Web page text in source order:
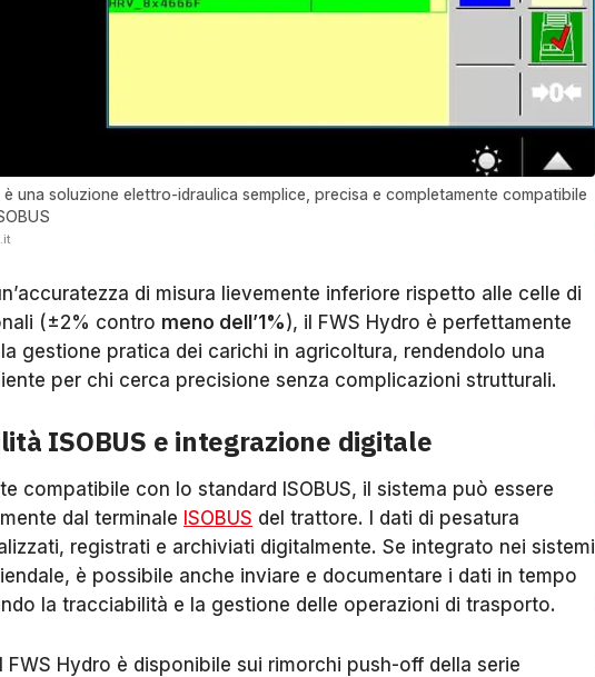
è una soluzione elettro-idraulica semplice, precisa e completamente compatibile
di misura lievemente inferiore rispetto alle celle di
(±2% contro meno dell’1%), il FWS Hydro è perfettamente
gestione pratica dei carichi in agricoltura, rendendolo una
per chi cerca precisione senza complicazioni strutturali.
ISOBUS e integrazione digitale
compatibile con lo standard ISOBUS, il sistema può essere
dal terminale ISOBUS del trattore. I dati di pesatura
registrati e archiviati digitalmente. Se integrato nei sistemi
è possibile anche inviare e documentare i dati in tempo
la tracciabilità e la gestione delle operazioni di trasporto.
FWS Hydro è disponibile sui rimorchi push-off della serie